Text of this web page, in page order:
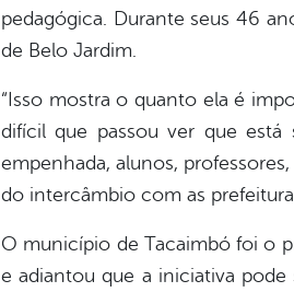
pedagógica. Durante seus 46
de Belo Jardim.
“Isso mostra o quanto ela é
difícil que passou ver que
empenhada, alunos,
do intercâmbio com as
O município de Tacaimbó foi o
e adiantou que a iniciativa